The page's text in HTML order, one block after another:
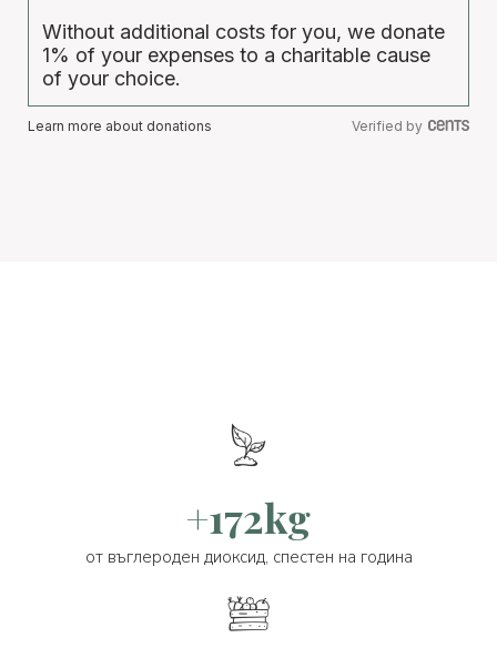
Without additional costs for you, we donate
1% of your expenses to a charitable cause
of your choice.
Learn more about donations Verified by
+172kg
от въглероден диоксид, спестен на година